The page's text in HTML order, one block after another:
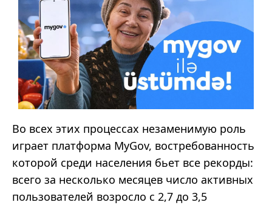
Во всех этих процессах незаменимую роль
играет платформа MyGov, востребованность
которой среди населения бьет все рекорды:
всего за несколько месяцев число активных
пользователей возросло с 2,7 до 3,5